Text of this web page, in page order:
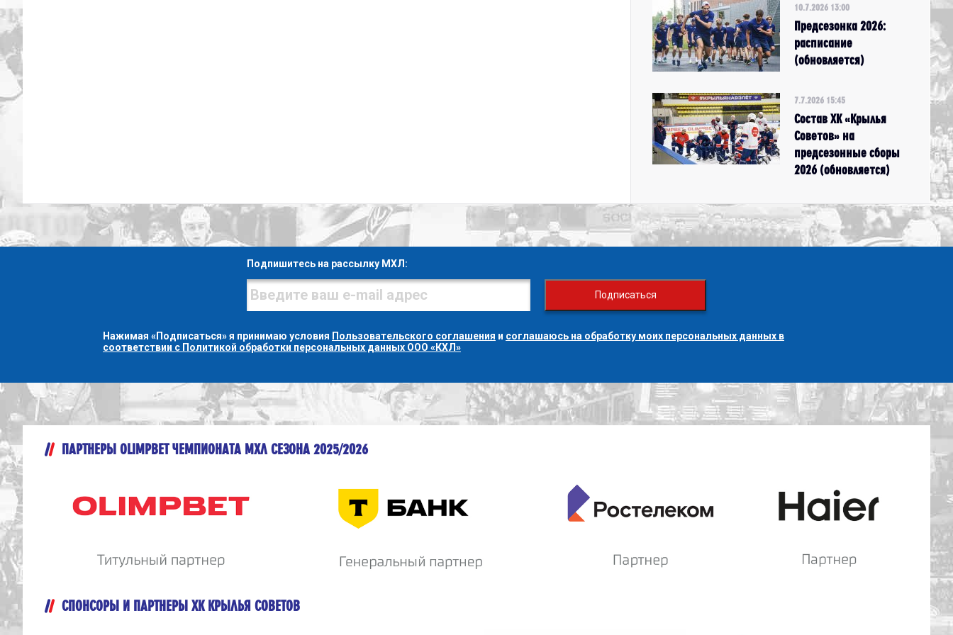
10.7.2026 13:00
Предсезонка 2026:
расписание
(обновляется)
7.7.2026 15:45
Состав ХК «Крылья
Советов» на
предсезонные сборы
2026 (обновляется)
Подпишитесь на рассылку МХЛ:
Подписаться
Нажимая «Подписаться» я принимаю условия Пользовательского соглашения и соглашаюсь на обработку моих персональных данных в
соответствии с Политикой обработки персональных данных ООО «КХЛ»
ПАРТНЕРЫ OLIMPBET ЧЕМПИОНАТА МХЛ СЕЗОНА 2025/2026
СПОНСОРЫ И ПАРТНЕРЫ ХК КРЫЛЬЯ СОВЕТОВ